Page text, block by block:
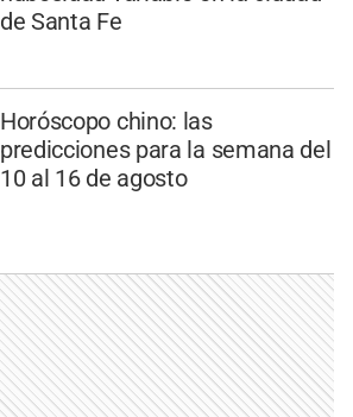
de Santa Fe
Horóscopo chino: las
predicciones para la semana del
10 al 16 de agosto